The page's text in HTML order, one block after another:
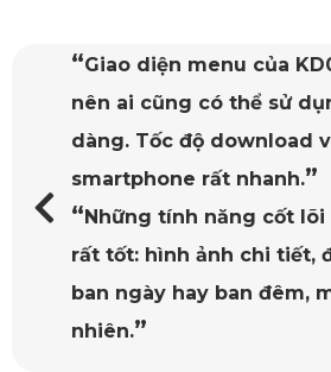
Chính nhờ loạt ưu điểm vượt trội
“Giao diện menu của
nên ai cũng có thể sử
dàng. Tốc độ download
smartphone rất nhanh.”
“Những tính năng cốt lõi
rất tốt: hình ảnh chi tiết,
ban ngày hay ban đêm,
nhiên.”